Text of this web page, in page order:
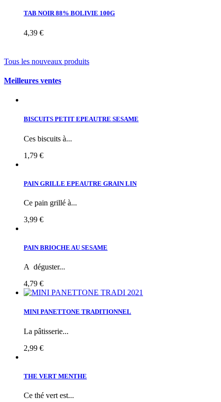
TAB NOIR 88% BOLIVIE 100G
4,39 €
Tous les nouveaux produits
Meilleures ventes
BISCUITS PETIT EPEAUTRE SESAME
Ces biscuits à...
1,79 €
PAIN GRILLE EPEAUTRE GRAIN LIN
Ce pain grillé à...
3,99 €
PAIN BRIOCHE AU SESAME
A déguster...
4,79 €
MINI PANETTONE TRADITIONNEL
La pâtisserie...
2,99 €
THE VERT MENTHE
Ce thé vert est...